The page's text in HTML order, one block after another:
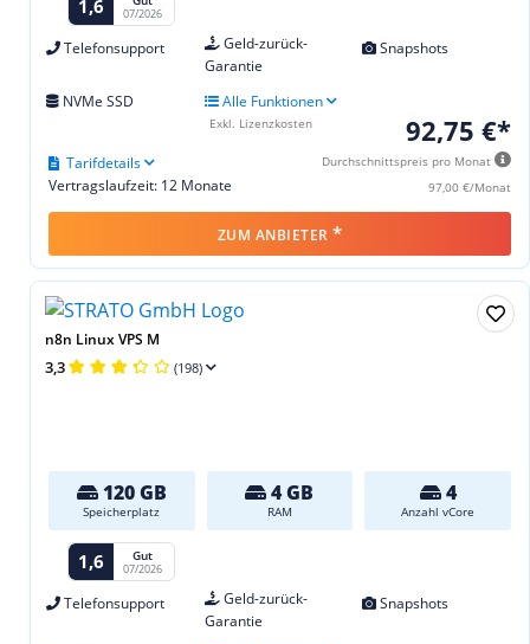
1,6 07/2026
Telefonsupport
Geld-zurück-
Garantie
Snapshots
NVMe SSD Alle Funktionen
92,75 €*
Durchschnittspreis pro Monat
97,00 €/Monat
Vertragslaufzeit: 12 Monate
Tarifdetails
Exkl. Lizenzkosten
ZUM ANBIETER *
n8n Linux VPS M
3,3 (198)
120 GB
Speicherplatz
4 GB
RAM
4
Anzahl vCore
1,6 Gut
07/2026
Telefonsupport
Geld-zurück-
Garantie
Snapshots